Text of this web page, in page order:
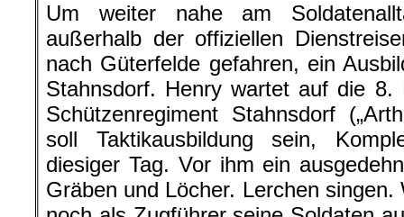
Um weiter nahe am
außerhalb der offiziellen
nach Güterfelde gefahren, ein
Stahnsdorf. Henry wartet auf die 8.
Schützenregiment Stahnsdorf
soll Taktikausbildung sein,
diesiger Tag. Vor ihm ein
Gräben und Löcher. Lerchen